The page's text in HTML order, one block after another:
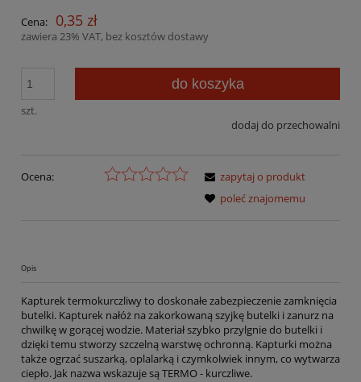
Cena: 0,35 zł
zawiera 23% VAT, bez kosztów dostawy
szt.
do koszyka
dodaj do przechowalni
Ocena:
zapytaj o produkt
poleć znajomemu
Opis
Kapturek termokurczliwy to doskonałe zabezpieczenie zamknięcia
butelki. Kapturek nałóż na zakorkowaną szyjkę butelki i zanurz na
chwilkę w gorącej wodzie. Materiał szybko przylgnie do butelki i
dzięki temu stworzy szczelną warstwę ochronną. Kapturki można
także ogrzać suszarką, oplalarką i czymkolwiek innym, co wytwarza
ciepło. Jak nazwa wskazuje są TERMO - kurczliwe.